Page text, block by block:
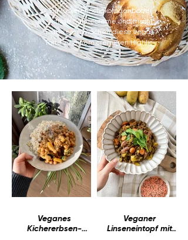
Ein lockerer Schokoladenboden,
luftige Sahnecreme und frische
Erdbeeren machen diese vegane
Torte zu einem cremigen Highlight
für Geburtstage, Kaffeetafeln oder
besondere Anlässe. Sie schmeckt
schokoladig, frisch und angenehm
du eine vegane Torte backen
möchtest, die einfach gelingt und
trotzdem besonders aussieht.
Veganes
Kichererbsen-
Veganer
Linseneintopf mit